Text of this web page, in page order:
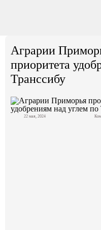
Вход
Аграрии
приоритета
Транссибу
22 мая, 2024